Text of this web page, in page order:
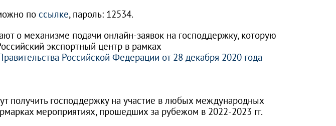
по ссылке, пароль: 12534.
о механизме подачи онлайн-заявок на господдержку, которую
экспортный центр в рамках
Российской Федерации от 28 декабря 2020 года
получить господдержку на участие в любых международных
мероприятиях, прошедших за рубежом в 2022-2023 гг.